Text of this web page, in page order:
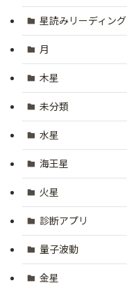
星読みリーディング
月
木星
未分類
水星
海王星
火星
診断アプリ
量子波動
金星